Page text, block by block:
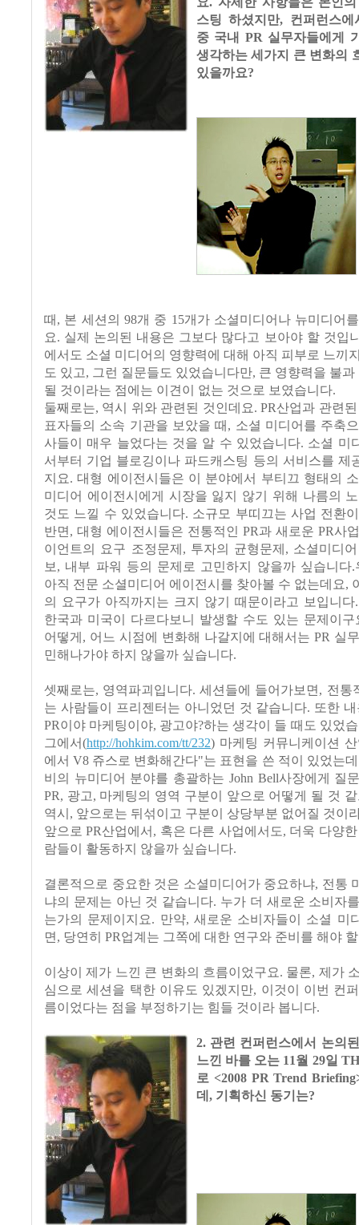
스팅 하셨지만, 컨퍼런스
중 국내 PR 실무자들에게
생각하는 세가지 큰 변화의
있을까요?
때, 본 세션의 98개 중 15개가 소셜미디어나 뉴미디어
요. 실제 논의된 내용은 그보다 많다고 보아야 할 것입
에서도 소셜 미디어의 영향력에 대해 아직 피부로 느끼
도 있고, 그런 질문들도 있었습니다만, 큰 영향력을 불
될 것이라는 점에는 이견이 없는 것으로 보였습니다.
둘째로는, 역시 위와 관련된 것인데요. PR산업과 관련
표자들의 소속 기관을 보았을 때, 소셜 미디어를 주축
사들이 매우 늘었다는 것을 알 수 있었습니다. 소셜 미
서부터 기업 블로깅이나 파드캐스팅 등의 서비스를 제
지요. 대형 에이전시들은 이 분야에서 부티끄 형태의
미디어 에이전시에게 시장을 잃지 않기 위해 나름의
것도 느낄 수 있었습니다. 소규모 부띠끄는 사업 전환
반면, 대형 에이전시들은 전통적인 PR과 새로운 PR사
이언트의 요구 조정문제, 투자의 균형문제, 소셜미디
보, 내부 파워 등의 문제로 고민하지 않을까 싶습니다.
아직 전문 소셜미디어 에이전시를 찾아볼 수 없는데요,
의 요구가 아직까지는 크지 않기 때문이라고 보입니
한국과 미국이 다르다보니 발생할 수도 있는 문제이
어떻게, 어느 시점에 변화해 나갈지에 대해서는 PR 실
민해나가야 하지 않을까 싶습니다.
셋째로는, 영역파괴입니다. 세션들에 들어가보면, 전통
는 사람들이 프리젠터는 아니었던 것 같습니다. 또한
PR이야 마케팅이야, 광고야?하는 생각이 들 때도 있었
그에서(http://hohkim.com/tt/232) 마케팅 커뮤니케이션
에서 V8 쥬스로 변화해간다"는 표현을 쓴 적이 있었는
비의 뉴미디어 분야를 총괄하는 John Bell사장에게 질
PR, 광고, 마케팅의 영역 구분이 앞으로 어떻게 될 것
역시, 앞으로는 뒤섞이고 구분이 상당부분 없어질 것이
앞으로 PR산업에서, 혹은 다른 사업에서도, 더욱 다양
람들이 활동하지 않을까 싶습니다.
결론적으로 중요한 것은 소셜미디어가 중요하냐, 전통
냐의 문제는 아닌 것 같습니다. 누가 더 새로운 소비자
는가의 문제이지요. 만약, 새로운 소비자들이 소셜 미
면, 당연히 PR업계는 그쪽에 대한 연구와 준비를 해야
이상이 제가 느낀 큰 변화의 흐름이었구요. 물론, 제가
심으로 세션을 택한 이유도 있겠지만, 이것이 이번 컨
름이었다는 점을 부정하기는 힘들 것이라 봅니다.
2. 관련 컨퍼런스에서 논의
느낀 바를 오는 11월 29일
로 <2008 PR Trend
데, 기획하신 동기는?